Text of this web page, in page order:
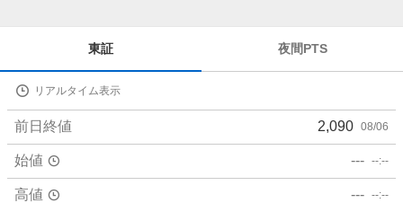
詳
値
東証 夜間PTS
リアルタイム表示
前日終値 2,090 08/06
始値 --- --:--
高値 --- --:--